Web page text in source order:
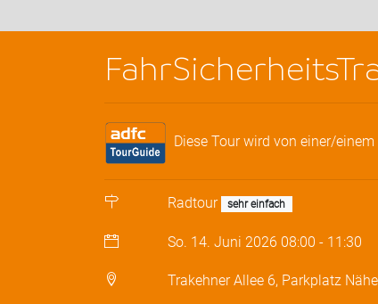
Diese Tour wird von einer/einem
Radtour sehr einfach
So. 14. Juni 2026 08:00 - 11:30
Trakehner Allee 6, Parkplatz